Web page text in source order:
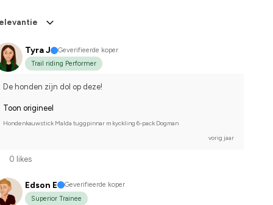
Tyra J
Geverifieerde koper
Trail riding Performer
De honden zijn dol op deze!
Toon origineel
Hondenkauwstick Malda tuggpinnar m kyckling 6-pack Dogman
vorig jaar
0 likes
Edson E
Geverifieerde koper
Superior Trainee